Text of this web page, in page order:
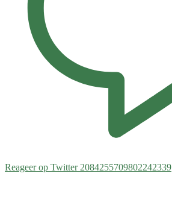
Reageer op Twitter 2084255709802242339